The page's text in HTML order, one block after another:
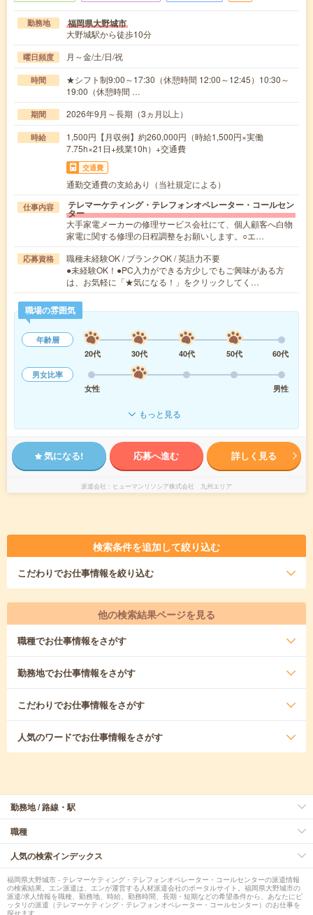
勤務地 福岡県大野城市
大野城駅から徒歩10分
曜日頻度 月～金/土/日/祝
時間
★シフト制9:00～17:30（休憩時間 12:00～12:45）10:30～
19:00（休憩時間 …
期間 2026年9月～長期（3ヵ月以上）
時給
1,500円【月収例】約260,000円（時給1,500円×実働
7.75h×21日+残業10h）+交通費
交通費
通勤交通費の支給あり（当社規定による）
仕事内容 テレマーケティング・テレフォンオペレーター・コールセン
ター
大手家電メーカーの修理サービス会社にて、個人顧客へ白物
家電に関する修理の日程調整をお願いします。○エ…
応募資格
職種未経験OK / ブランクOK / 英語力不要
●未経験OK！●PC入力ができる方少しでもご興味がある方
は、お気軽に「★気になる！」をクリックしてく…
職場の雰囲気
年齢層
20代
30代 40代 50代
60代
男女比率
女性
男性
もっと見る
気になる! 応募へ進む 詳しく見る
派遣会社 ヒューマンリソシア株式会社 九州エリア
検索条件を追加して絞り込む
こだわりでお仕事情報を絞り込む
他の検索結果ページを見る
職種でお仕事情報をさがす
勤務地でお仕事情報をさがす
こだわりでお仕事情報をさがす
人気のワードでお仕事情報をさがす
勤務地 / 路線・駅
職種
人気の検索インデックス
福岡県大野城市 - テレマーケティング・テレフォンオペレーター・コールセンターの派遣情報
の検索結果。エン派遣は、エンが運営する人材派遣会社のポータルサイト。福岡県大野城市の
派遣/求人情報を職種、勤務地、時給、勤務時間、長期・短期などの希望条件から、あなたにピ
ッタリの派遣（テレマーケティング・テレフォンオペレーター・コールセンター）のお仕事を